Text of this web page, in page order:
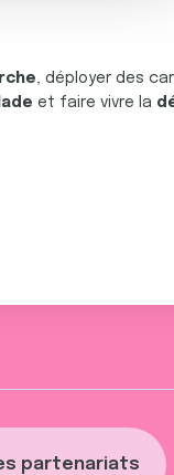
partenariats
, déployer des
et faire vivre la